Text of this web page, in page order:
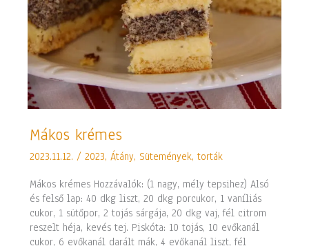
Mákos krémes
2023.11.12./2023,Átány, Sütemények, torták
Mákos krémes Hozzávalók: (1 nagy, mély tepsihez) Alsó
és felső lap: 40 dkg liszt, 20 dkg porcukor, 1 vaníliás
cukor, 1 sütőpor, 2 tojás sárgája, 20 dkg vaj, fél citrom
reszelt héja, kevés tej. Piskóta: 10 tojás, 10 evőkanál
cukor, 6 evőkanál darált mák, 4 evőkanál liszt, fél
Mákos